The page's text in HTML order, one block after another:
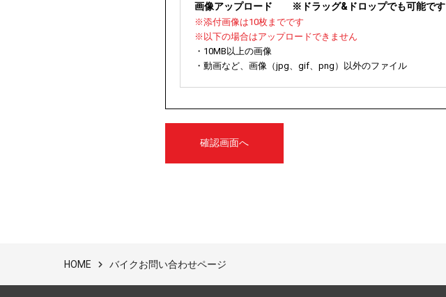
画像アップロード ※ドラッグ&ドロップでも可能です
※添付画像は10枚までです
※以下の場合はアップロードできません
・10MB以上の画像
・動画など、画像（jpg、gif、png）以外のファイル
確認画面へ
HOME バイクお問い合わせページ